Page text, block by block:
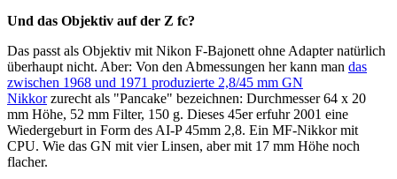
Und das Objektiv auf der Z fc?
Das passt als Objektiv mit Nikon F-Bajonett ohne Adapter natürlich
überhaupt nicht. Aber: Von den Abmessungen her kann man das
zwischen 1968 und 1971 produzierte 2,8/45 mm GN
Nikkorzurecht als "Pancake" bezeichnen: Durchmesser 64 x 20
mm Höhe, 52 mm Filter, 150 g. Dieses 45er erfuhr 2001 eine
Wiedergeburt in Form des AI-P 45mm 2,8. Ein MF-Nikkor mit
CPU. Wie das GN mit vier Linsen, aber mit 17 mm Höhe noch
flacher.